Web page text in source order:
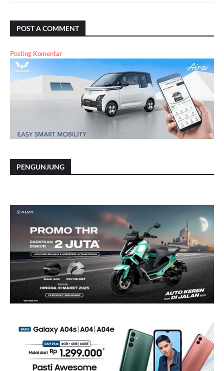
POST A COMMENT
Posting Komentar
PENGUNJUNG